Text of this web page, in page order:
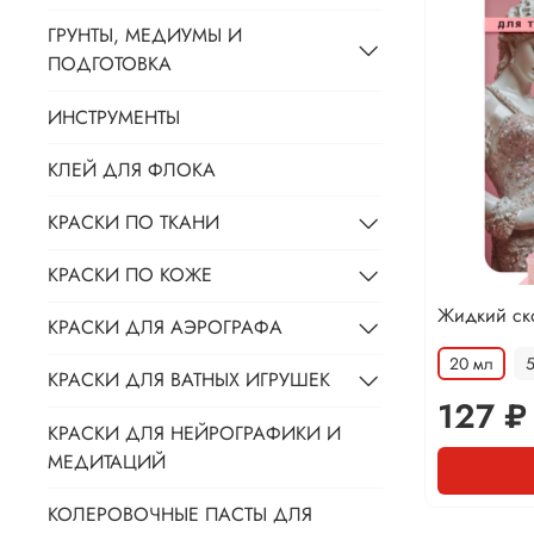
Жидкий
20 мл
127 ₽
ГРУНТЫ, МЕДИУМЫ И
ПОДГОТОВКА
ИНСТРУМЕНТЫ
КЛЕЙ ДЛЯ ФЛОКА
КРАСКИ ПО ТКАНИ
КРАСКИ ПО КОЖЕ
КРАСКИ ДЛЯ АЭРОГРАФА
КРАСКИ ДЛЯ ВАТНЫХ ИГРУШЕК
КРАСКИ ДЛЯ НЕЙРОГРАФИКИ И
МЕДИТАЦИЙ
КОЛЕРОВОЧНЫЕ ПАСТЫ ДЛЯ